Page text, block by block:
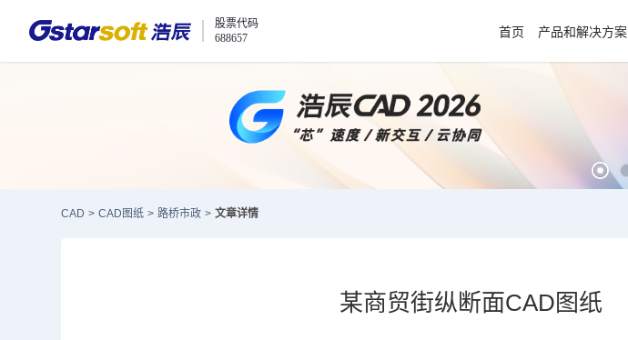
股票代码
688657
首页 产品和解决方案
CAD > CAD图纸 > 路桥市政 > 文章详情
某商贸街纵断面CAD图纸